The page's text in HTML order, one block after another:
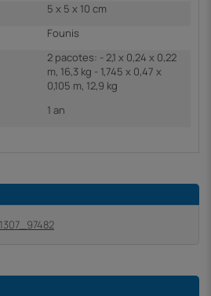
5 x 5 x 10 cm
Founis
2 pacotes: - 2,1 x 0,24 x 0,22
m, 16,3 kg - 1,745 x 0,47 x
0,105 m, 12,9 kg
1 an